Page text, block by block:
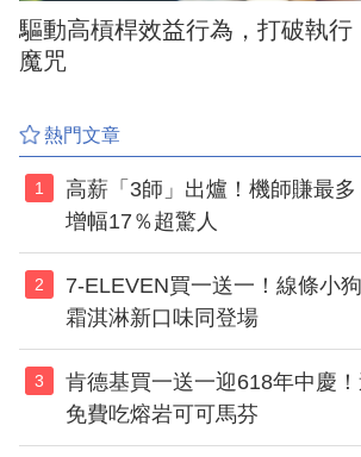
驅動高槓桿效益行為，打破執行
魔咒
熱門文章
1
高薪「3師」出爐！機師賺最
增幅17％超驚人
2
7-ELEVEN買一送一！線條小
霜淇淋新口味同登場
3
肯德基買一送一迎618年中慶
免費吃熔岩可可馬芬